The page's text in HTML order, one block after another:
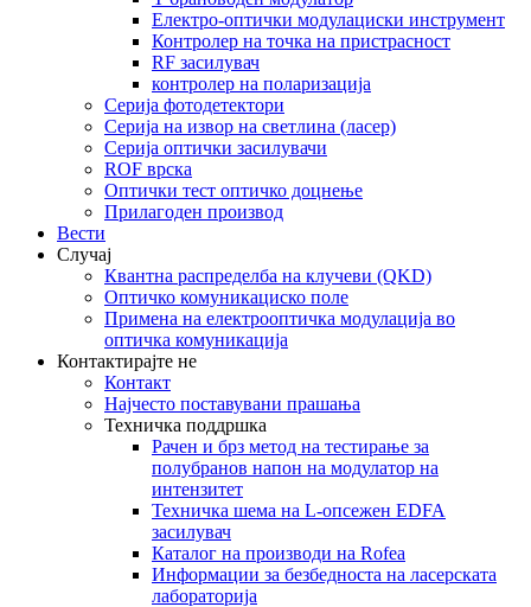
Електро-оптички модулациски инструмент
Контролер на точка на пристрасност
RF засилувач
контролер на поларизација
Серија фотодетектори
Серија на извор на светлина (ласер)
Серија оптички засилувачи
ROF врска
Оптички тест оптичко доцнење
Прилагоден производ
Вести
Случај
Квантна распределба на клучеви (QKD)
Оптичко комуникациско поле
Примена на електрооптичка модулација во
оптичка комуникација
Контактирајте не
Контакт
Најчесто поставувани прашања
Техничка поддршка
Рачен и брз метод на тестирање за
полубранов напон на модулатор на
интензитет
Техничка шема на L-опсежен EDFA
засилувач
Каталог на производи на Rofea
Информации за безбедноста на ласерската
лабораторија